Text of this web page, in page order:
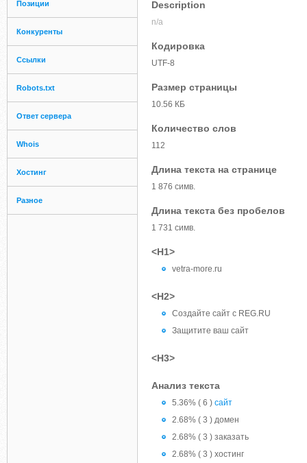
Позиции
Конкуренты
Ссылки
Robots.txt
Ответ сервера
Whois
Хостинг
Разное
Description
n/a
Кодировка
UTF-8
Размер страницы
10.56 КБ
Количество слов
112
Длина текста на странице
1 876 симв.
Длина текста без пробелов
1 731 симв.
<H1>
vetra-more.ru
<H2>
Создайте сайт c REG.RU
Защитите ваш сайт
<H3>
Анализ текста
5.36% ( 6 ) сайт
2.68% ( 3 ) домен
2.68% ( 3 ) заказать
2.68% ( 3 ) хостинг